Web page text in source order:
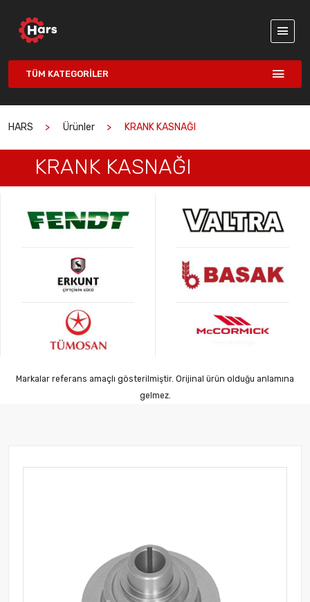
TÜM KATEGORILER
HARS Ürünler KRANK KASNAĞI
KRANK KASNAĞI
Markalar referans amaçlı gösterilmiştir. Orijinal ürün olduğu anlamına
gelmez.